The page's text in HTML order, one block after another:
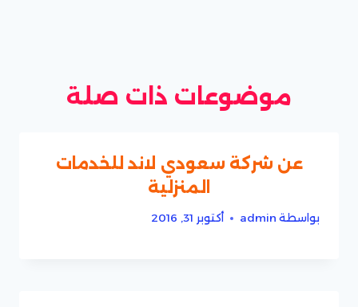
موضوعات ذات صلة
عن شركة سعودي لاند للخدمات
المنزلية
بواسطة admin أكتوبر 31, 2016